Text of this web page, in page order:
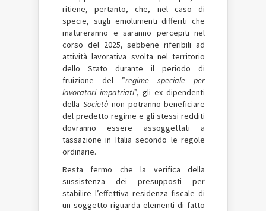
ritiene, pertanto, che, nel caso di
specie, sugli emolumenti differiti che
matureranno e saranno percepiti nel
corso del 2025, sebbene riferibili ad
attività lavorativa svolta nel territorio
dello Stato durante il periodo di
fruizione del ”regime speciale per
lavoratori impatriati”, gli ex dipendenti
della Società non potranno beneficiare
del predetto regime e gli stessi redditi
dovranno essere assoggettati a
tassazione in Italia secondo le regole
ordinarie.
Resta fermo che la verifica della
sussistenza dei presupposti per
stabilire l’effettiva residenza fiscale di
un soggetto riguarda elementi di fatto